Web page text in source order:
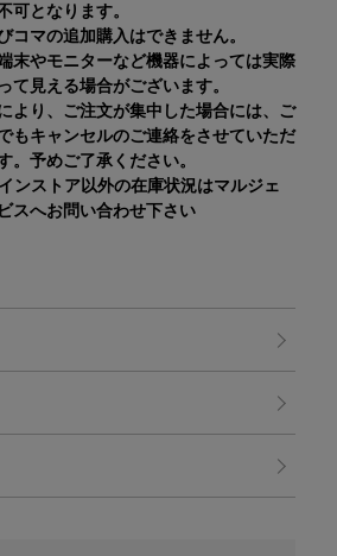
となります。
マの追加購入はできません。
末やモニターなど機器によっては実際
て見える場合がございます。
より、ご注文が集中した場合には、ご
もキャンセルのご連絡をさせていただ
。予めご了承ください。
ンストア以外の在庫状況はマルジェ
スへお問い合わせ下さい